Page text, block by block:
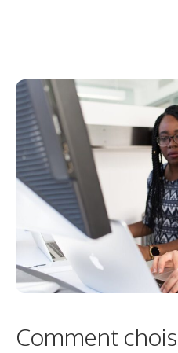
Comment